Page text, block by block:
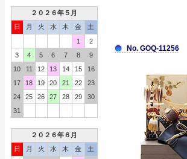
２０２６年５月
日
月 火 水 木 金
土
1
2
3
4 5 6 7 8
9
10
11 12 13 14 15
16
17
18 19 20 21 22
23
24
25 26 27 28 29
30
31
２０２６年６月
日
月 火 水 木 金
土
No. GOQ-11256